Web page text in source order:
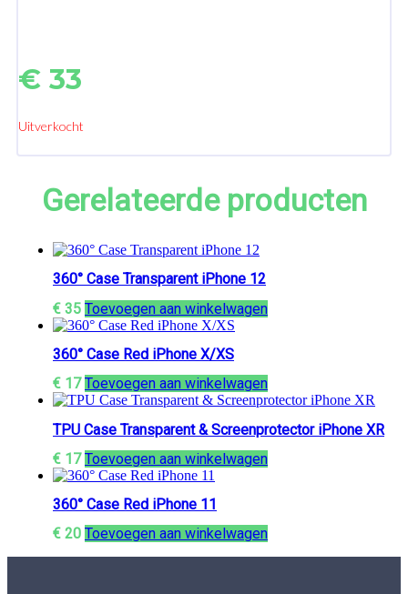
€ 33
Uitverkocht
Gerelateerde producten
360° Case Transparent iPhone 12
€ 35 Toevoegen aan winkelwagen
360° Case Red iPhone X/XS
€ 17 Toevoegen aan winkelwagen
TPU Case Transparent & Screenprotector iPhone XR
€ 17 Toevoegen aan winkelwagen
360° Case Red iPhone 11
€ 20 Toevoegen aan winkelwagen